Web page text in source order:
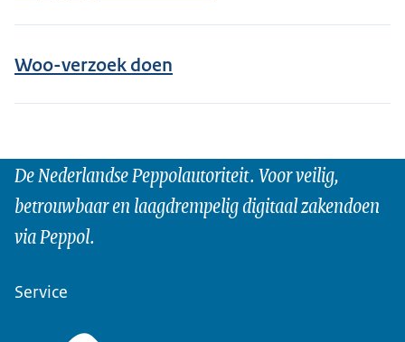
Woo-verzoek doen
De Nederlandse Peppolautoriteit. Voor veilig,
betrouwbaar en laagdrempelig digitaal zakendoen
via Peppol.
Service